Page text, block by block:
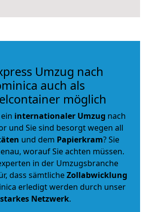
Umzug nach
auch als
möglich
internationaler Umzug nach
und Sie sind besorgt wegen all
und dem Papierkram? Sie
worauf Sie achten müssen.
in der Umzugsbranche
dass sämtlicheZollabwicklung
erledigt werden durch unser
starkes Netzwerk.